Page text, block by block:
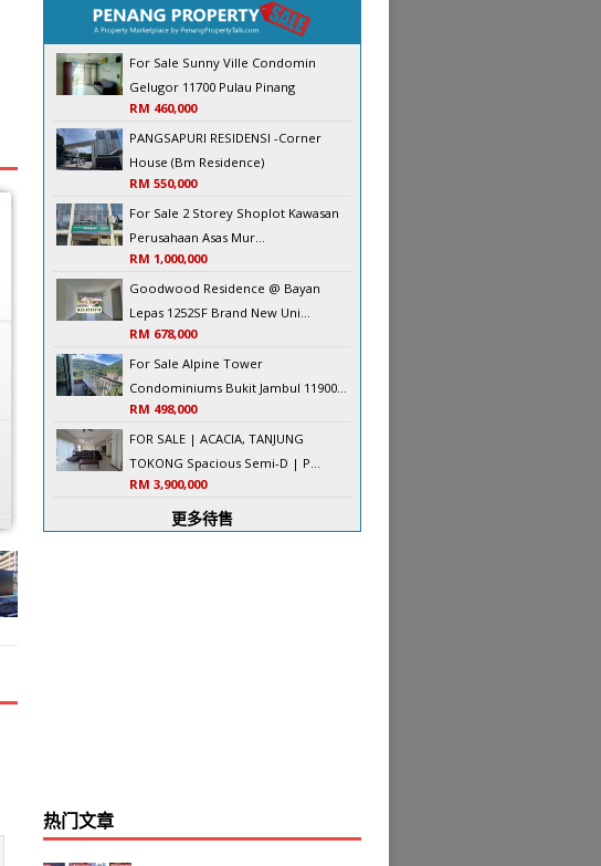
For Sale Sunny Ville Condomin
Gelugor 11700 Pulau Pinang
RM 460,000
PANGSAPURI RESIDENSI -Corner
House (Bm Residence)
RM 550,000
For Sale 2 Storey Shoplot Kawasan
Perusahaan Asas Mur...
RM 1,000,000
Goodwood Residence @ Bayan
Lepas 1252SF Brand New Uni...
RM 678,000
For Sale Alpine Tower
Condominiums Bukit Jambul 11900...
RM 498,000
FOR SALE | ACACIA, TANJUNG
TOKONG Spacious Semi-D | P...
RM 3,900,000
更多待售
热门文章